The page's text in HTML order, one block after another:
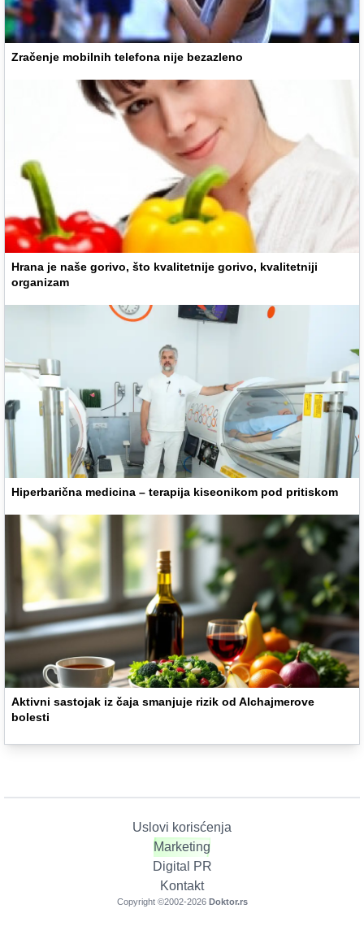
Zračenje mobilnih telefona nije bezazleno
Hrana je naše gorivo, što kvalitetnije gorivo, kvalitetniji
organizam
Hiperbarična medicina – terapija kiseonikom pod pritiskom
Aktivni sastojak iz čaja smanjuje rizik od Alchajmerove
bolesti
Uslovi korisćenja
Marketing
Digital PR
Kontakt
Copyright ©2002-2026 Doktor.rs